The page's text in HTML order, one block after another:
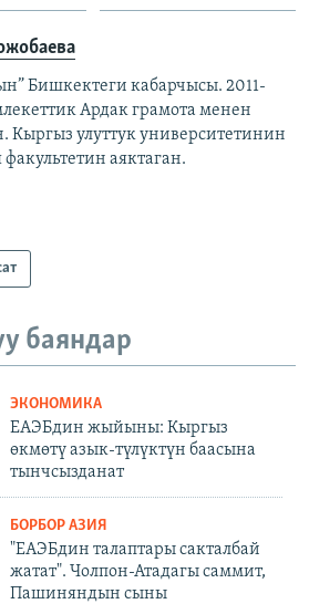
Бишкектеги кабарчысы. 2011-
Ардак грамота менен
Кыргыз улуттук университетинин
аяктаган.
баяндар
ЭКОНОМИКА
ЕАЭБдин жыйыны: Кыргыз
өкмөтү азык-түлүктүн баасына
тынчсызданат
БОРБОР АЗИЯ
"ЕАЭБдин талаптары сакталбай
жатат". Чолпон-Атадагы саммит,
Пашиняндын сыны